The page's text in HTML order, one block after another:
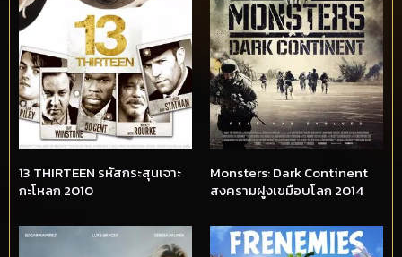
13 THIRTEEN รหัสกระสุนเจาะ
กะโหลก 2010
Monsters: Dark Continent
สงครามฝูงเขมือบโลก 2014